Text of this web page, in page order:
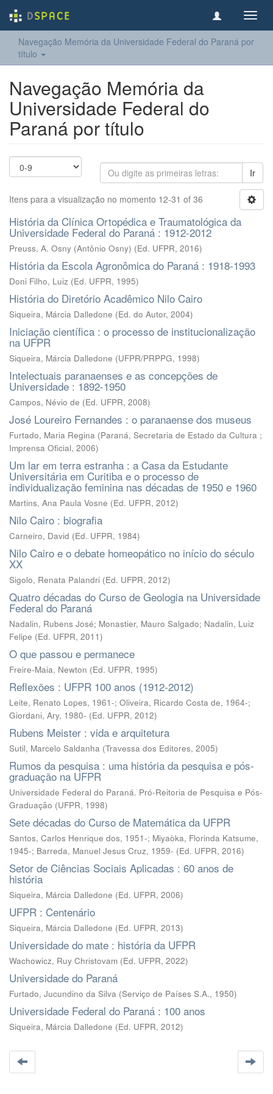
Navegação Memória da Universidade Federal do Paraná por
título
Navegação Memória da
Universidade Federal do
Paraná por título
Ir
Itens para a visualização no momento 12-31 of 36
História da Clínica Ortopédica e Traumatológica da
Universidade Federal do Paraná : 1912-2012
Preuss, A. Osny (Antônio Osny) (Ed. UFPR, 2016)
História da Escola Agronômica do Paraná : 1918-1993
Doni Filho, Luiz (Ed. UFPR, 1995)
História do Diretório Acadêmico Nilo Cairo
Siqueira, Márcia Dalledone (Ed. do Autor, 2004)
Iniciação científica : o processo de institucionalização
na UFPR
Siqueira, Márcia Dalledone (UFPR/PRPPG, 1998)
Intelectuais paranaenses e as concepções de
Universidade : 1892-1950
Campos, Névio de (Ed. UFPR, 2008)
José Loureiro Fernandes : o paranaense dos museus
Furtado, Maria Regina (Paraná, Secretaria de Estado da Cultura ;
Imprensa Oficial, 2006)
Um lar em terra estranha : a Casa da Estudante
Universitária em Curitiba e o processo de
individualização feminina nas décadas de 1950 e 1960
Martins, Ana Paula Vosne (Ed. UFPR, 2012)
Nilo Cairo : biografia
Carneiro, David (Ed. UFPR, 1984)
Nilo Cairo e o debate homeopático no início do século
XX
Sigolo, Renata Palandri (Ed. UFPR, 2012)
Quatro décadas do Curso de Geologia na Universidade
Federal do Paraná
Nadalin, Rubens José; Monastier, Mauro Salgado; Nadalin, Luiz
Felipe (Ed. UFPR, 2011)
O que passou e permanece
Freire-Maia, Newton (Ed. UFPR, 1995)
Reflexões : UFPR 100 anos (1912-2012)
Leite, Renato Lopes, 1961-; Oliveira, Ricardo Costa de, 1964-;
Giordani, Ary, 1980- (Ed. UFPR, 2012)
Rubens Meister : vida e arquitetura
Sutil, Marcelo Saldanha (Travessa dos Editores, 2005)
Rumos da pesquisa : uma história da pesquisa e pós-
graduação na UFPR
Universidade Federal do Paraná. Pró-Reitoria de Pesquisa e Pós-
Graduação (UFPR, 1998)
Sete décadas do Curso de Matemática da UFPR
Santos, Carlos Henrique dos, 1951-; Miyaòka, Florinda Katsume,
1945-; Barreda, Manuel Jesus Cruz, 1959- (Ed. UFPR, 2016)
Setor de Ciências Sociais Aplicadas : 60 anos de
história
Siqueira, Márcia Dalledone (Ed. UFPR, 2006)
UFPR : Centenário
Siqueira, Márcia Dalledone (Ed. UFPR, 2013)
Universidade do mate : história da UFPR
Wachowicz, Ruy Christovam (Ed. UFPR, 2022)
Universidade do Paraná
Furtado, Jucundino da Silva (Serviço de Países S.A., 1950)
Universidade Federal do Paraná : 100 anos
Siqueira, Márcia Dalledone (Ed. UFPR, 2012)